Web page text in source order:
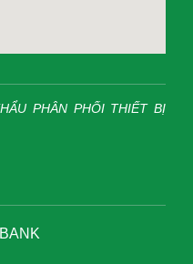
PHÂN PHỐI THIẾT BỊ